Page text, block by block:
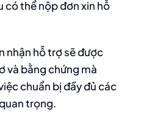
có thể nộp đơn xin hỗ
nhận hỗ trợ sẽ được
và bằng chứng mà
chuẩn bị đầy đủ các
trọng.